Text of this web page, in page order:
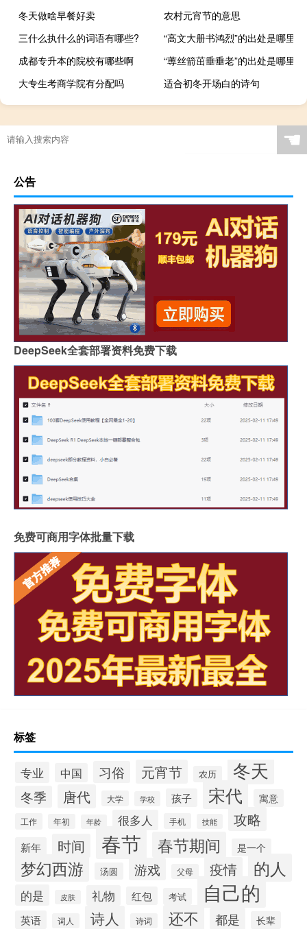
冬天做啥早餐好卖
农村元宵节的意思
三什么执什么的词语有哪些?
“高文大册书鸿烈”的出处是哪里
成都专升本的院校有哪些啊
“蒪丝箭茁垂垂老”的出处是哪里
大专生考商学院有分配吗
适合初冬开场白的诗句
☚
公告
DeepSeek全套部署资料免费下载
免费可商用字体批量下载
标签
专业 中国 习俗 元宵节 农历 冬天
冬季 唐代 大学 学校 孩子 宋代 寓意
工作 年初 年龄 很多人 手机 技能 攻略
新年 时间 春节 春节期间 是一个
梦幻西游 汤圆 游戏 父母 疫情 的人
的是 皮肤 礼物 红包 考试 自己的
英语 词人 诗人 诗词 还不 都是 长辈